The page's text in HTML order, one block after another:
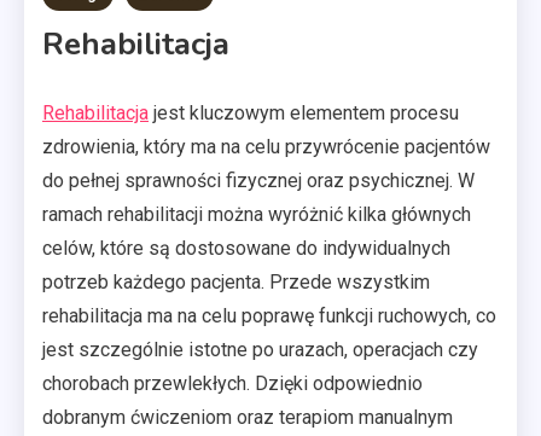
Rehabilitacja
Rehabilitacja jest kluczowym elementem procesu
zdrowienia, który ma na celu przywrócenie pacjentów
do pełnej sprawności fizycznej oraz psychicznej. W
ramach rehabilitacji można wyróżnić kilka głównych
celów, które są dostosowane do indywidualnych
potrzeb każdego pacjenta. Przede wszystkim
rehabilitacja ma na celu poprawę funkcji ruchowych, co
jest szczególnie istotne po urazach, operacjach czy
chorobach przewlekłych. Dzięki odpowiednio
dobranym ćwiczeniom oraz terapiom manualnym